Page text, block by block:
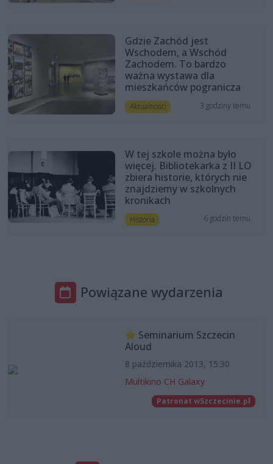
Gdzie Zachód jest
Wschodem, a Wschód
Zachodem. To bardzo
ważna wystawa dla
mieszkańców pogranicza
Aktualności 3 godziny temu
W tej szkole można było
więcej. Bibliotekarka z II LO
zbiera historie, których nie
znajdziemy w szkolnych
kronikach
Historia 6 godzin temu
Powiązane wydarzenia
Seminarium Szczecin
Aloud
8 października 2013, 15:30
Multikino CH Galaxy
Patronat wSzczecinie.pl